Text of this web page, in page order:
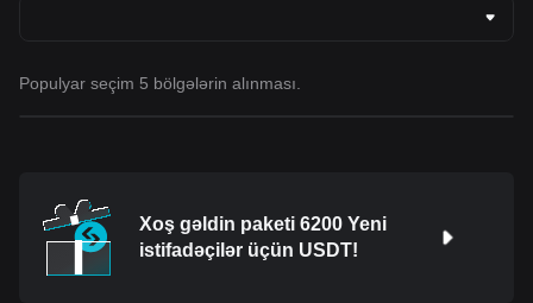
Populyar seçim 5 bölgələrin alınması.
Xoş gəldin paketi 6200 Yeni
istifadəçilər üçün USDT!